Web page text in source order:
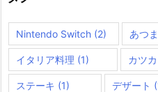
Nintendo Switch (2) あつ
イタリア料理 (1) カツ
ステーキ (1) デザート